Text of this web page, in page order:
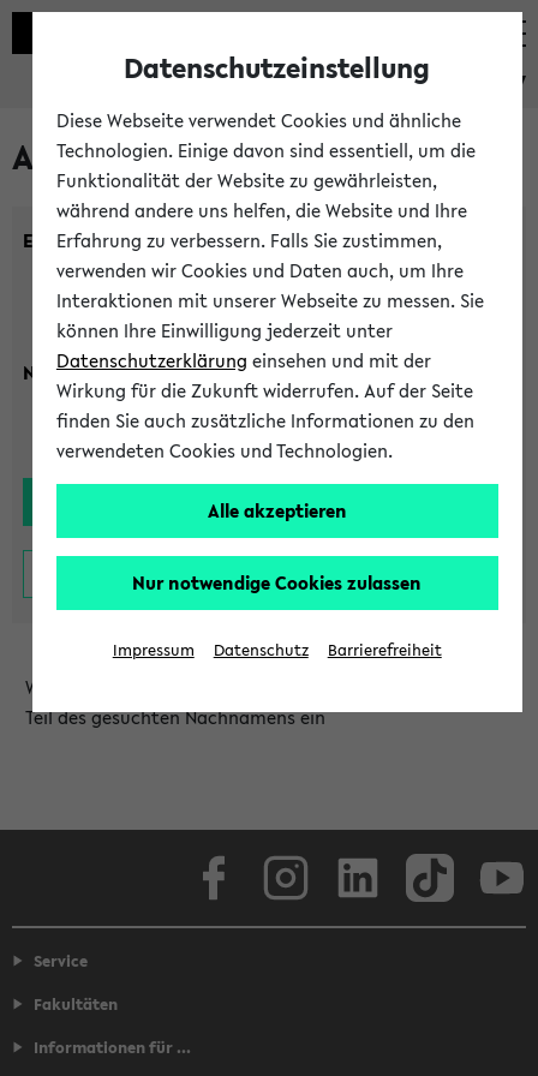
eKVV
Alle Lehrenden
Einrichtung:
Nachname:
Wählen Sie die Einrichtung aus und/oder geben Sie einen
Teil des gesuchten Nachnamens ein
Service
Fakultäten
Informationen für ...
Datenschutzeinstellung
Diese Webseite verwendet Cookies und ähnliche
Technologien. Einige davon sind essentiell, um die
Funktionalität der Website zu gewährleisten,
während andere uns helfen, die Website und Ihre
Erfahrung zu verbessern. Falls Sie zustimmen,
verwenden wir Cookies und Daten auch, um Ihre
Interaktionen mit unserer Webseite zu messen. Sie
können Ihre Einwilligung jederzeit unter
Datenschutzerklärung einsehen und mit der
Wirkung für die Zukunft widerrufen. Auf der Seite
finden Sie auch zusätzliche Informationen zu den
verwendeten Cookies und Technologien.
Alle akzeptieren
Nur notwendige Cookies zulassen
Impressum Datenschutz Barrierefreiheit